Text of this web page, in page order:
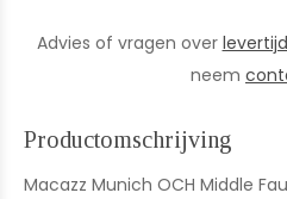
Advies of vragen over
neem
Productomschrijving
Macazz Munich OCH Middle